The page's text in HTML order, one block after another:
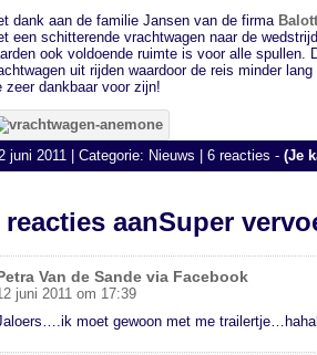
dank aan de familie Jansen van de firma
een schitterende vrachtwagen naar de
ook voldoende ruimte is voor alle spullen.
uit rijden waardoor de reis minder
zeer dankbaar voor zijn!
juni 2011 | Categorie: Nieuws | 6 reacties - (Je
reacties aanSuper
Van de Sande via Facebook
juni 2011 om 17:39
moet gewoon met me